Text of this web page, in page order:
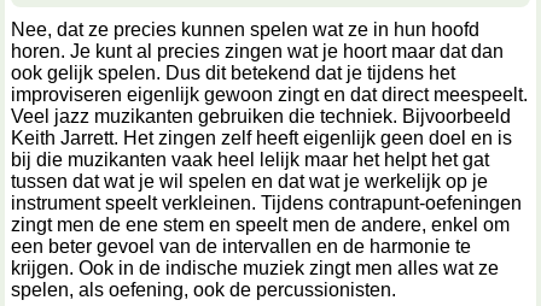
Nee, dat ze precies kunnen spelen wat ze in hun hoofd
horen. Je kunt al precies zingen wat je hoort maar dat dan
ook gelijk spelen. Dus dit betekend dat je tijdens het
improviseren eigenlijk gewoon zingt en dat direct meespeelt.
Veel jazz muzikanten gebruiken die techniek. Bijvoorbeeld
Keith Jarrett. Het zingen zelf heeft eigenlijk geen doel en is
bij die muzikanten vaak heel lelijk maar het helpt het gat
tussen dat wat je wil spelen en dat wat je werkelijk op je
instrument speelt verkleinen. Tijdens contrapunt-oefeningen
zingt men de ene stem en speelt men de andere, enkel om
een beter gevoel van de intervallen en de harmonie te
krijgen. Ook in de indische muziek zingt men alles wat ze
spelen, als oefening, ook de percussionisten.